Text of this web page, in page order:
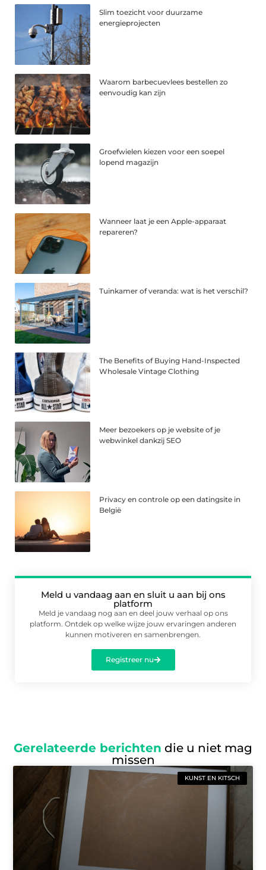
Slim toezicht voor duurzame
energieprojecten
Waarom barbecuevlees bestellen zo
eenvoudig kan zijn
Groefwielen kiezen voor een soepel
lopend magazijn
Wanneer laat je een Apple-apparaat
repareren?
Tuinkamer of veranda: wat is het verschil?
The Benefits of Buying Hand-Inspected
Wholesale Vintage Clothing
Meer bezoekers op je website of je
webwinkel dankzij SEO
Privacy en controle op een datingsite in
België
Meld u vandaag aan en sluit u aan bij ons
platform
Meld je vandaag nog aan en deel jouw verhaal op ons
platform. Ontdek op welke wijze jouw ervaringen anderen
kunnen motiveren en samenbrengen.
Registreer nu
Gerelateerde berichten die u niet mag
missen
KUNST EN KITSCH